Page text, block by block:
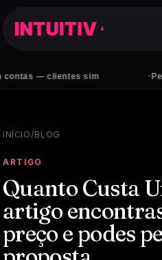
clientes sim Pedidos
INÍCIO/BLOG
ARTIGO
Quanto Custa
artigo
preço e podes